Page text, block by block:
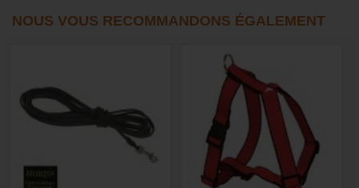
NOUS VOUS RECOMMANDONS ÉGALEMENT